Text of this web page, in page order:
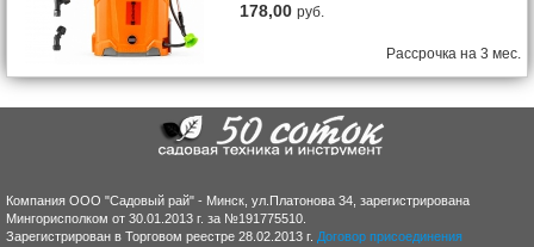
178,00руб.
Рассрочка на 3 мес.
Компания ООО "Садовый рай" - Минск, ул.Платонова 34, зарегистрирована
Мингорисполком от 30.01.2013 г. за №191775510.
Зарегистрирован в Торговом реестре 28.02.2013 г. Договор присоединения